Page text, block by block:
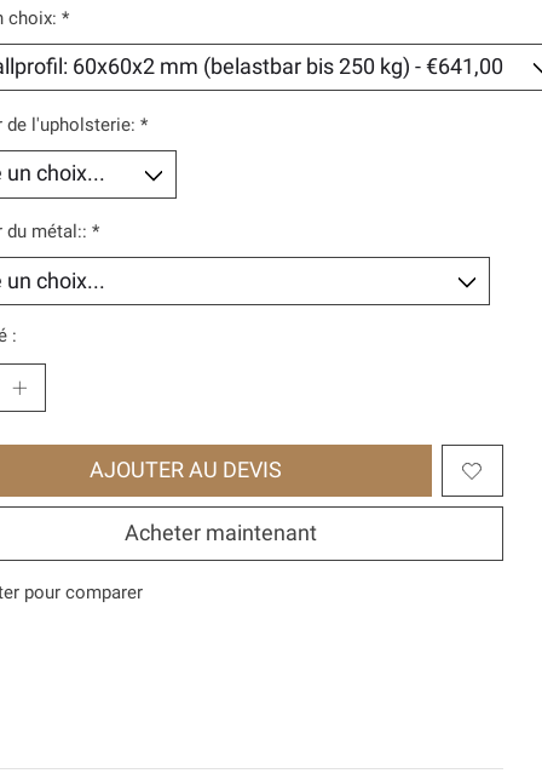
choix: *
de l'upholsterie: *
du métal:: *
:
AJOUTER AU DEVIS
Acheter maintenant
pour comparer